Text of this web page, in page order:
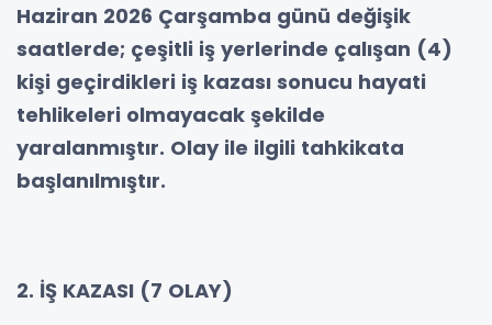
Haziran 2026 Çarşamba günü değişik
saatlerde; çeşitli iş yerlerinde çalışan (4)
kişi geçirdikleri iş kazası sonucu hayati
tehlikeleri olmayacak şekilde
yaralanmıştır. Olay ile ilgili tahkikata
başlanılmıştır.
2. İŞ KAZASI (7 OLAY)